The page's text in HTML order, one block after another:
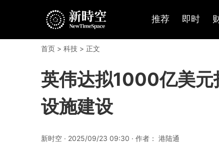
推荐 即时
首页 > 科技 > 正文
英伟达拟1000亿美
设施建设
新时空 · 2025/09/23 09:30 · 作者： 港陆通